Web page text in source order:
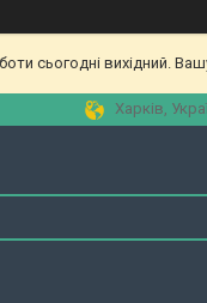
сьогодні вихідний.
Харків,